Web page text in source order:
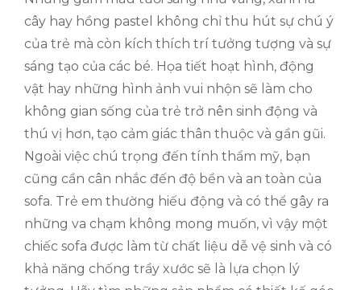
cây hay hồng pastel không chỉ thu hút sự chú ý
của trẻ mà còn kích thích trí tưởng tượng và sự
sáng tạo của các bé. Họa tiết hoạt hình, động
vật hay những hình ảnh vui nhộn sẽ làm cho
không gian sống của trẻ trở nên sinh động và
thú vị hơn, tạo cảm giác thân thuộc và gần gũi.
Ngoài việc chú trọng đến tính thẩm mỹ, bạn
cũng cần cân nhắc đến độ bền và an toàn của
sofa. Trẻ em thường hiếu động và có thể gây ra
những va chạm không mong muốn, vì vậy một
chiếc sofa được làm từ chất liệu dễ vệ sinh và có
khả năng chống trầy xước sẽ là lựa chọn lý